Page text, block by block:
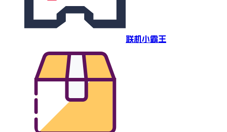
联机小霸王